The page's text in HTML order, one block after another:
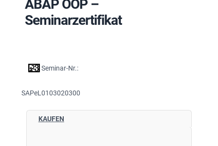
ABAP OOP –
Seminarzertifikat
Seminar-Nr.:
SAPeL0103020300
KAUFEN